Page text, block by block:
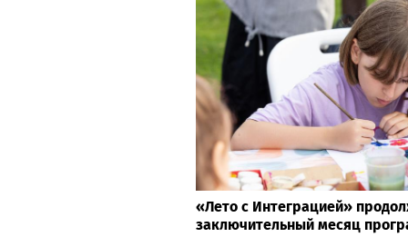
«Лето с Интеграцией»
заключительный месяц